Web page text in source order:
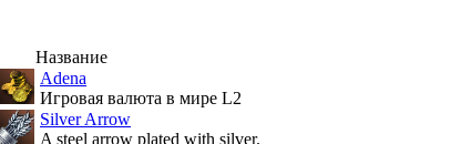
Название
Adena
Игровая валюта в мире L2
Silver Arrow
A steel arrow plated with silver.